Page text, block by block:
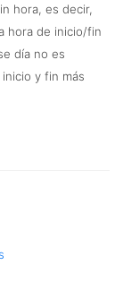
hora, es decir,
hora de inicio/fin
día no es
y fin más